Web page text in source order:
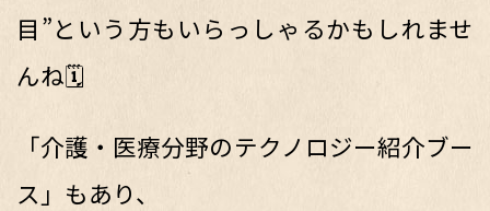
目”という方もいらっしゃるかもしれませ
んね🗓️
「介護・医療分野のテクノロジー紹介ブー
ス」もあり、